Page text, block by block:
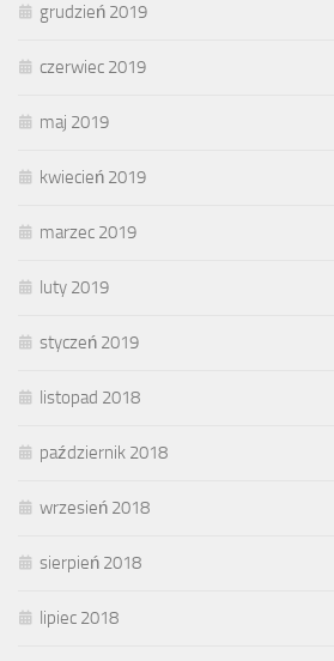
grudzień 2019
czerwiec 2019
maj 2019
kwiecień 2019
marzec 2019
luty 2019
styczeń 2019
listopad 2018
październik 2018
wrzesień 2018
sierpień 2018
lipiec 2018